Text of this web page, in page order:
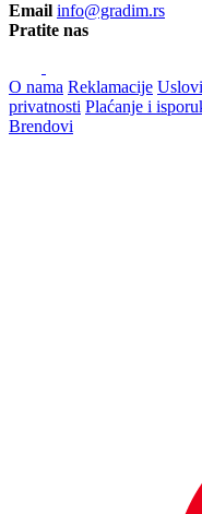
Email info@gradim.rs
Pratite nas
O nama Reklamacije
privatnosti Plaćanje i
Brendovi